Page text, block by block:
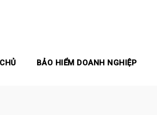
BẢO HIỂM DOANH NGHIỆP